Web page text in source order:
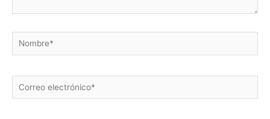
Nombre*
Correo
electrónico*